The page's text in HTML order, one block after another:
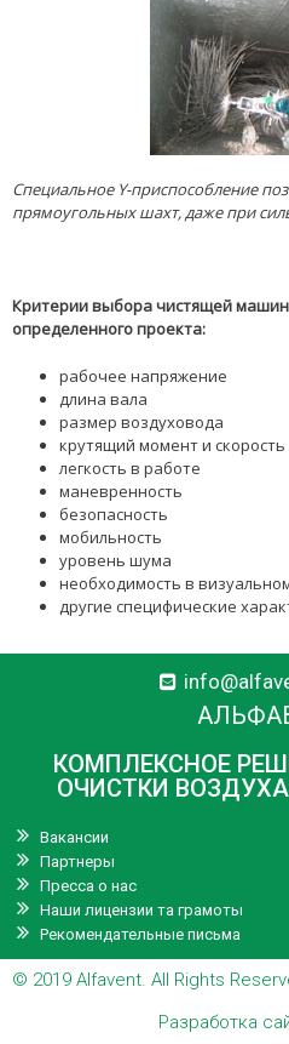
Специальное Y-приспособление
прямоугольных шахт, даже при
Критерии выбора чистящей
определенного проекта:
рабочее напряжение
длина вала
размер воздуховода
крутящий момент и
легкость в работе
маневренность
безопасность
мобильность
уровень шума
необходимость в
другие специфические
КОМПЛЕКСНОЕ
ОЧИСТКИ
Вакансии
Партнеры
Пресса о нас
Наши лицензии та грамоты
Рекомендательные письма
© 2019 Alfavent. All Rights
Разработка